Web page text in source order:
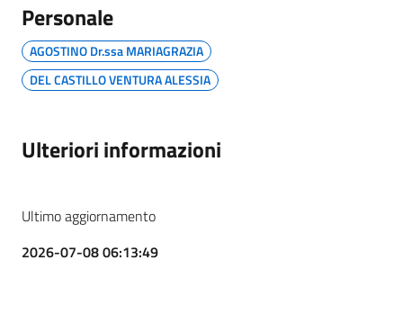
Personale
AGOSTINO Dr.ssa MARIAGRAZIA
DEL CASTILLO VENTURA ALESSIA
Ulteriori informazioni
Ultimo aggiornamento
2026-07-08 06:13:49